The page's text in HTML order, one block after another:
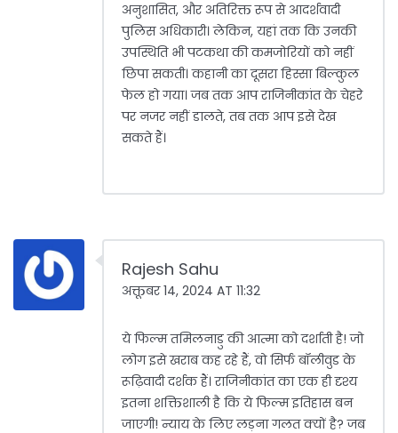
अनुशासित, और अतिरिक्त रूप से आदर्शवादी
पुलिस अधिकारी। लेकिन, यहां तक कि उनकी
उपस्थिति भी पटकथा की कमजोरियों को नहीं
छिपा सकती। कहानी का दूसरा हिस्सा बिल्कुल
फेल हो गया। जब तक आप राजिनीकांत के चेहरे
पर नजर नहीं डालते, तब तक आप इसे देख
सकते हैं।
Rajesh Sahu
अक्तूबर 14, 2024 AT 11:32
ये फिल्म तमिलनाडु की आत्मा को दर्शाती है! जो
लोग इसे खराब कह रहे हैं, वो सिर्फ बॉलीवुड के
रूढ़िवादी दर्शक हैं। राजिनीकांत का एक ही दृश्य
इतना शक्तिशाली है कि ये फिल्म इतिहास बन
जाएगी! न्याय के लिए लड़ना गलत क्यों है? जब